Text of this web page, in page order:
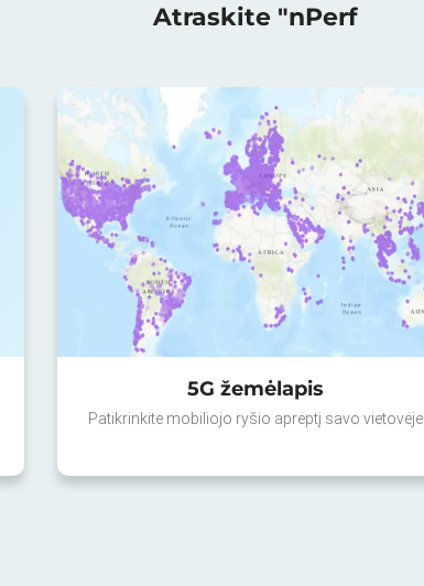
Atraskite "nPerf
5G žemėlapis
Patikrinkite mobiliojo ryšio aprėptį savo vietovėje